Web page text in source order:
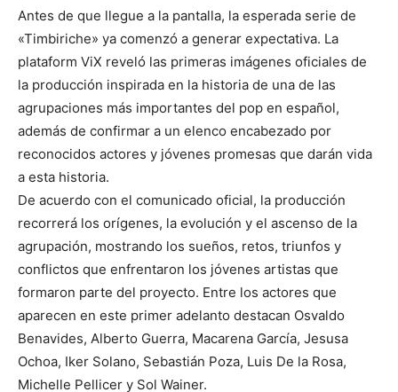
Antes de que llegue a la pantalla, la esperada serie de
«Timbiriche» ya comenzó a generar expectativa. La
plataform ViX reveló las primeras imágenes oficiales de
la producción inspirada en la historia de una de las
agrupaciones más importantes del pop en español,
además de confirmar a un elenco encabezado por
reconocidos actores y jóvenes promesas que darán vida
a esta historia.
De acuerdo con el comunicado oficial, la producción
recorrerá los orígenes, la evolución y el ascenso de la
agrupación, mostrando los sueños, retos, triunfos y
conflictos que enfrentaron los jóvenes artistas que
formaron parte del proyecto. Entre los actores que
aparecen en este primer adelanto destacan Osvaldo
Benavides, Alberto Guerra, Macarena García, Jesusa
Ochoa, Iker Solano, Sebastián Poza, Luis De la Rosa,
Michelle Pellicer y Sol Wainer.